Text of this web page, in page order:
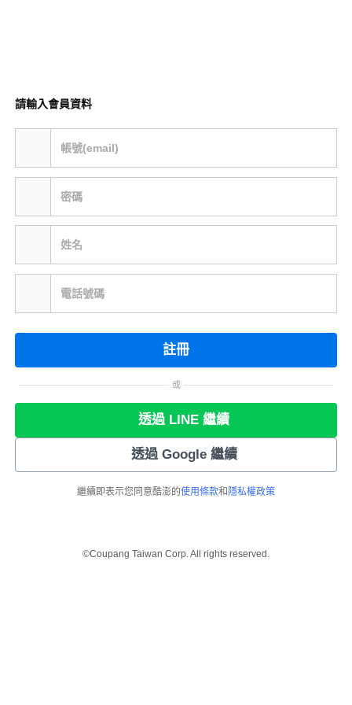
請輸入會員資料
帳號(email)
密碼
姓名
電話號碼
註冊
或
透過 LINE 繼續
透過 Google 繼續
繼續即表示您同意酷澎的使用條款和 隱私權政策
©Coupang Taiwan Corp. All rights reserved.